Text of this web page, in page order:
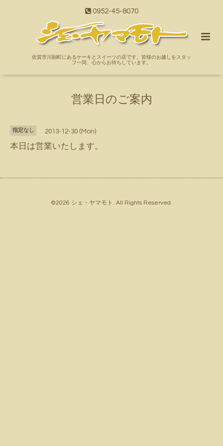
0952-45-8070
佐賀市川副町にあるケーキとスイーツの店です。皆様のお越しをスタッ
フ一同、心からお待ちしています。
営業日のご案内
指定なし 2013-12-30 (Mon)
本日は営業いたします。
©2026 シェ・ヤマモト . All Rights Reserved.